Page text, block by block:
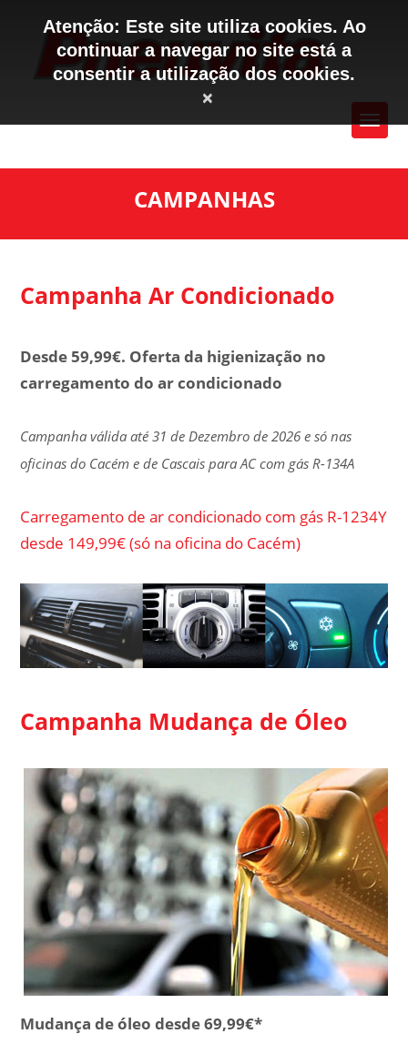
CAMPANHAS
Campanha Ar Condicionado
Desde 59,99€. Oferta da higienização no
carregamento do ar condicionado
Campanha válida até 31 de Dezembro de 2026 e só nas
oficinas do Cacém e de Cascais para AC com gás R-134A
Carregamento de ar condicionado com gás R-1234Y
desde 149,99€ (só na oficina do Cacém)
Campanha Mudança de Óleo
Mudança de óleo desde 69,99€*
Atenção: Este site utiliza cookies. Ao
continuar a navegar no site está a
consentir a utilização dos cookies.
×